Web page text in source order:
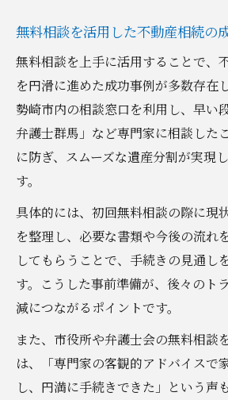
無料相談を活用した不動産相続の
無料相談を上手に活用することで、
を円滑に進めた成功事例が多数存在
勢崎市内の相談窓口を利用し、早い
弁護士群馬」など専門家に相談した
に防ぎ、スムーズな遺産分割が実現
す。
具体的には、初回無料相談の際に現
を整理し、必要な書類や今後の流れ
してもらうことで、手続きの見通し
す。こうした事前準備が、後々のト
減につながるポイントです。
また、市役所や弁護士会の無料相談
は、「専門家の客観的アドバイスで
し、円満に手続きできた」という声